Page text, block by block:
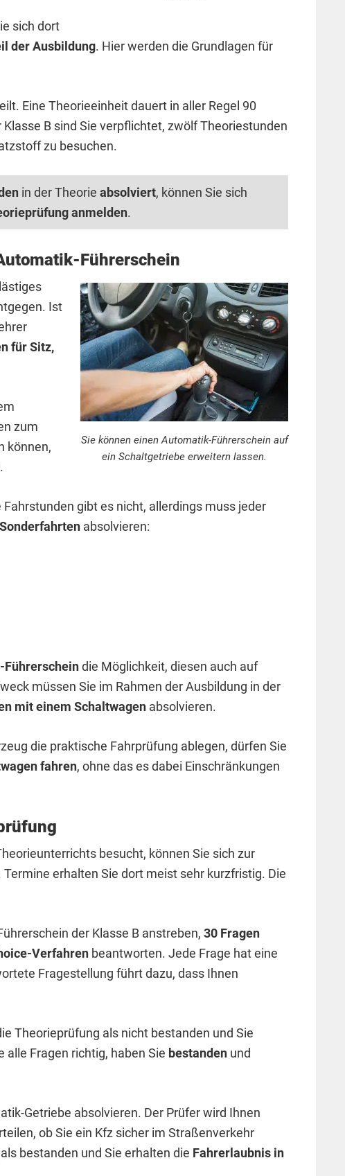
sich dort
der Ausbildung. Hier werden die Grundlagen für
Eine Theorieeinheit dauert in aller Regel 90
B sind Sie verpflichtet, zwölf Theoriestunden
zu besuchen.
in der Theorie absolviert, können Sie sich
anmelden.
Führerschein
Sie können einen Automatik-Führerschein auf
ein Schaltgetriebe erweitern lassen.
Ist
für Sitz,
zum
können,
.
gibt es nicht, allerdings muss jeder
absolvieren:
die Möglichkeit, diesen auch auf
müssen Sie im Rahmen der Ausbildung in der
mit einem Schaltwagen absolvieren.
die praktische Fahrprüfung ablegen, dürfen Sie
fahren, ohne das es dabei Einschränkungen
besucht, können Sie sich zur
Termine erhalten Sie dort meist sehr kurzfristig. Die
der Klasse B anstreben, 30 Fragen
Verfahren beantworten. Jede Frage hat eine
Fragestellung führt dazu, dass Ihnen
Theorieprüfung als nicht bestanden und Sie
Fragen richtig, haben Sie bestanden und
Getriebe absolvieren. Der Prüfer wird Ihnen
ob Sie ein Kfz sicher im Straßenverkehr
bestanden und Sie erhalten die Fahrerlaubnis in